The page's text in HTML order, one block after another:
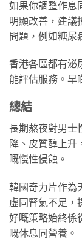
如果你調整作息
明顯改善，建議
問題，例如糖尿
香港各區都有泌
能評估服務。早
總結
長期熬夜對男士
降、皮質醇上升
嘅慢性侵蝕。
韓國奇力片作為
虛同腎氣不足，
好嘅策略始終
嘅休息同營養。